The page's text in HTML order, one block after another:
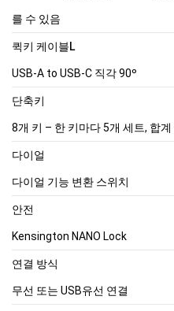
를 수 있음
퀵키 케이블L
USB-A to USB-C 직각 90º
단축키
8개 키 – 한 키마다 5개 세트, 합
다이얼
다이얼 기능 변환 스위치
안전
Kensington NANO Lock
연결 방식
무선 또는 USB유선 연결